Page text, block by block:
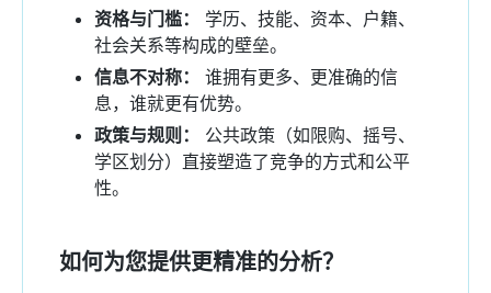
资格与门槛：
学历、技能、资本、户籍、
社会关系等构成的壁垒。
信息不对称：
谁拥有更多、更准确的信
息，谁就更有优势。
政策与规则：
公共政策（如限购、摇号、
学区划分）直接塑造了竞争的方式和公平
性。
如何为您提供更精准的分析？